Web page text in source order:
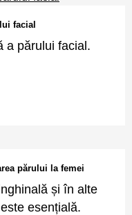
facial
a părului facial.
părului la femei
și în alte
esențială.